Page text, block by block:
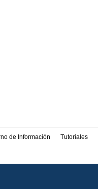
de Información Tutoriales